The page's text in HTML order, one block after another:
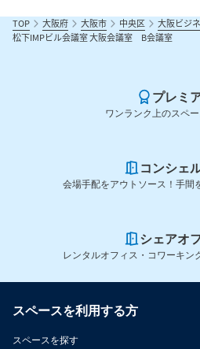
TOP 大阪府 大阪市 中央区
大阪ビジ
松下IMPビル会議室 大阪会議室 B会議室
プレミ
ワンランク上のスペ
コンシェ
会場手配をアウトソース！手間
シェアオ
レンタルオフィス・コワーキン
スペースを利用する方
スペースを探す